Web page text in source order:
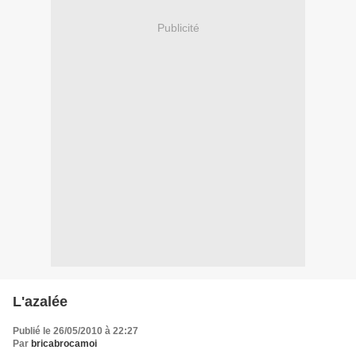
Publicité
L'azalée
Publié le 26/05/2010 à 22:27
Par bricabrocamoi